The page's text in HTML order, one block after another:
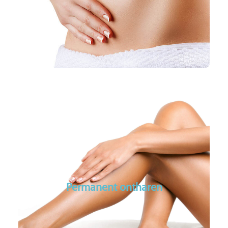
Geen operatie
Geen hersteltijd
Voor het hardnekkige vet
Permanent ontharen
Permanent ontharen
Laserbehandelingen
Permanente ontharing voor alle huidtypen
Soprano ICE systeem: